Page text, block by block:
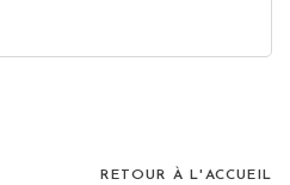
RETOUR À L'ACCUEIL